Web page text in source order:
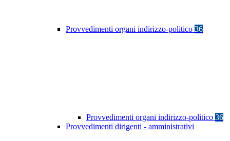
Provvedimenti organi indirizzo-politico 36
Provvedimenti organi indirizzo-politico 36
Provvedimenti dirigenti - amministrativi